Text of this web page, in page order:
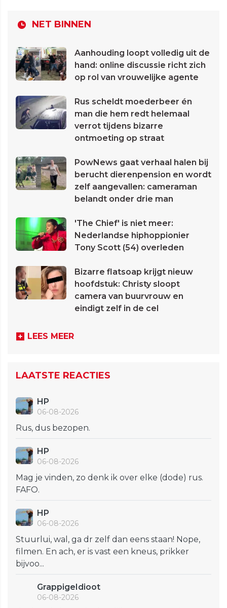
NET BINNEN
Aanhouding loopt volledig uit de
hand: online discussie richt zich
op rol van vrouwelijke agente
Rus scheldt moederbeer én
man die hem redt helemaal
verrot tijdens bizarre
ontmoeting op straat
PowNews gaat verhaal halen bij
berucht dierenpension en wordt
zelf aangevallen: cameraman
belandt onder drie man
'The Chief' is niet meer:
Nederlandse hiphoppionier
Tony Scott (54) overleden
Bizarre flatsoap krijgt nieuw
hoofdstuk: Christy sloopt
camera van buurvrouw en
eindigt zelf in de cel
LEES MEER
LAATSTE REACTIES
HP
06-08-2026
Rus, dus bezopen.
HP
06-08-2026
Mag je vinden, zo denk ik over elke (dode) rus.
FAFO.
HP
06-08-2026
Stuurlui, wal, ga dr zelf dan eens staan! Nope,
filmen. En ach, er is vast een kneus, prikker
bijvoo...
GrappigeIdioot
06-08-2026